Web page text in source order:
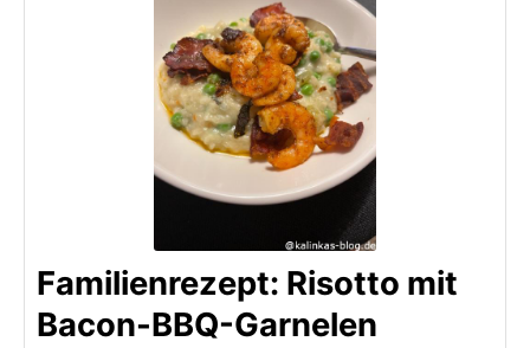
Familienrezept: Risotto mit
Bacon-BBQ-Garnelen